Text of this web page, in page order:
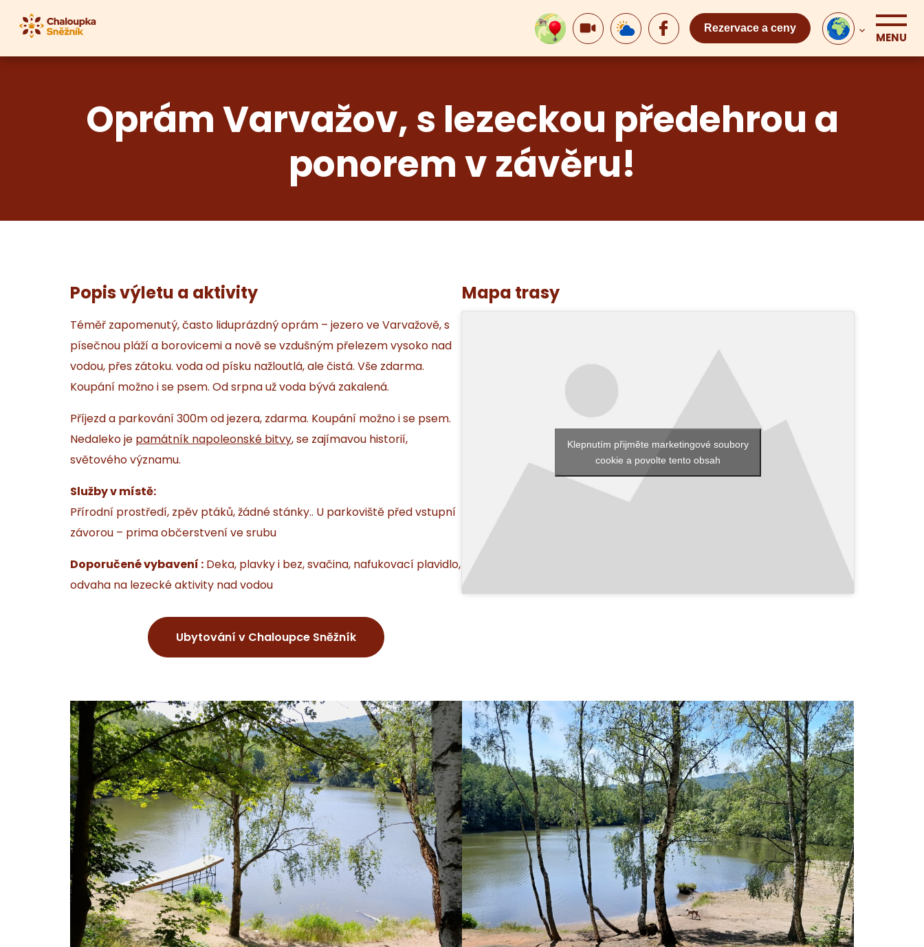
Rezervace a ceny
MENU
Oprám Varvažov, s lezeckou předehrou a
ponorem v závěru!
Popis výletu a aktivity
Téměř zapomenutý, často liduprázdný oprám – jezero ve Varvažově, s
písečnou pláží a borovicemi a nově se vzdušným přelezem vysoko nad
vodou, přes zátoku. voda od písku nažloutlá, ale čistá. Vše zdarma.
Koupání možno i se psem. Od srpna už voda bývá zakalená.
Příjezd a parkování 300m od jezera, zdarma. Koupání možno i se psem.
Nedaleko je památník napoleonské bitvy, se zajímavou historií,
světového významu.
Služby v místě:
Přírodní prostředí, zpěv ptáků, žádné stánky.. U parkoviště před vstupní
závorou – prima občerstvení ve srubu
Doporučené vybavení : Deka, plavky i bez, svačina, nafukovací plavidlo,
odvaha na lezecké aktivity nad vodou
Ubytování v Chaloupce Sněžník
Mapa trasy
Klepnutím přijměte marketingové soubory
cookie a povolte tento obsah